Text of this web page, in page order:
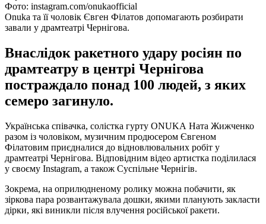
Фото: instagram.com/onukaofficial
Onuka та її чоловік Євген Філатов допомагають розбирати
завали у драмтеатрі Чернігова.
Внаслідок ракетного удару росіян по
драмтеатру в центрі Чернігова
постраждало понад 100 людей, з яких
семеро загинуло.
Українська співачка, солістка гурту ONUKA Ната Жижченко
разом із чоловіком, музичним продюсером Євгеном
Філатовим приєдналися до відновлювальних робіт у
драмтеатрі Чернігова. Відповідним відео артистка поділилася
у своєму Instagram, а також Суспільне Чернігів.
Зокрема, на оприлюдненому ролику можна побачити, як
зіркова пара розвантажувала дошки, якими планують закласти
дірки, які виникли після влучення російської ракети.